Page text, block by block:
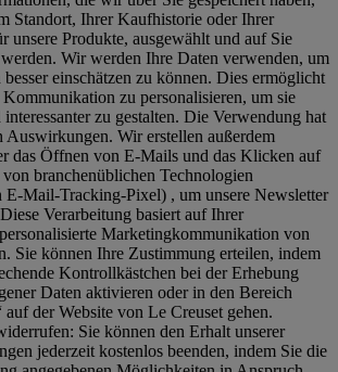
Standort, Ihrer Kaufhistorie oder Ihrer
unsere Produkte, ausgewählt und auf Sie
Wir werden Ihre Daten verwenden, um
einschätzen zu können. Dies ermöglicht
Kommunikation zu personalisieren, um sie
zu gestalten. Die Verwendung hat
Auswirkungen. Wir erstellen außerdem
das Öffnen von E-Mails und das Klicken auf
branchenüblichen Technologien
E-Mail-Tracking-Pixel) , um unsere Newsletter
Verarbeitung basiert auf Ihrer
Marketingkommunikation von
Sie können Ihre Zustimmung erteilen, indem
Kontrollkästchen bei der Erhebung
Daten aktivieren oder in den Bereich
der Website von Le Creuset gehen.
Sie können den Erhalt unserer
jederzeit kostenlos beenden, indem Sie die